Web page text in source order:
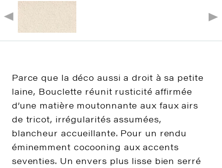
Parce que la déco aussi a droit à sa petite
laine, Bouclette réunit rusticité affirmée
d’une matière moutonnante aux faux airs
de tricot, irrégularités assumées,
blancheur accueillante. Pour un rendu
éminemment cocooning aux accents
seventies. Un envers plus lisse bien serré